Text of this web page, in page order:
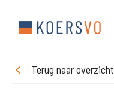
Terug naar overzicht